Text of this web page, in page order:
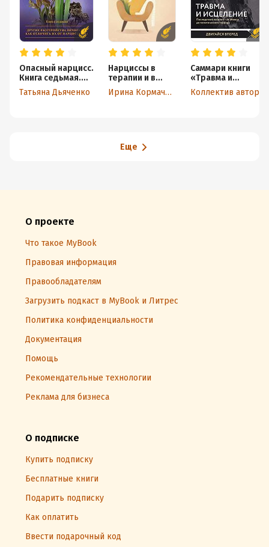
Опасный нарцисс.
Книга седьмая.
Другие
расстройства
Tатьяна Дьяченко
Нарциссы в
терапии и в
жизни. Взгляд
психолога
Ирина Кормачёва
Саммари книги
«Травма и
исцеление.
Последствия
Еще
О проекте
Что такое MyBook
Правовая информация
Правообладателям
Загрузить подкаст в MyBook и Литрес
Политика конфиденциальности
Документация
Помощь
Рекомендательные технологии
Реклама для бизнеса
О подписке
Купить подписку
Бесплатные книги
Подарить подписку
Как оплатить
Ввести подарочный код